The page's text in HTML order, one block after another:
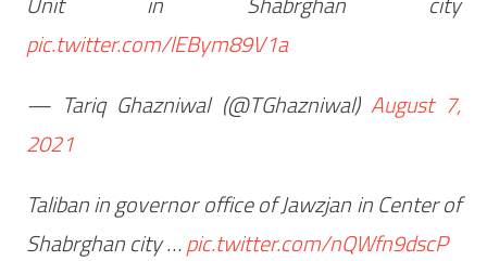
pic.twitter.com/lEBym89V1a
— Tariq Ghazniwal (@TGhazniwal) August 7,
2021
Taliban in governor office of Jawzjan in Center of
Shabrghan city …pic.twitter.com/nQWfn9dscP